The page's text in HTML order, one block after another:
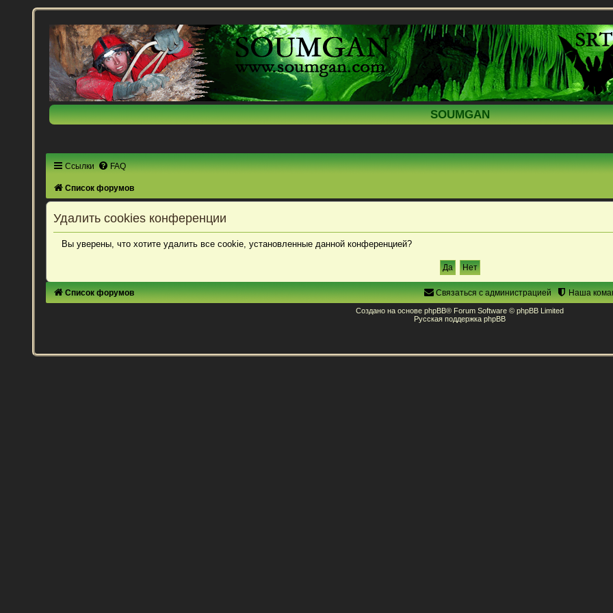
SOUMGAN
Ссылки FAQ
Список форумов
Удалить cookies конференции
Вы уверены, что хотите удалить все cookie, установленные данной конференцией?
Список форумов Наша
Связаться с администрацией
Создано на основе phpBB® Forum Software © phpBB Limited
Русская поддержка phpBB